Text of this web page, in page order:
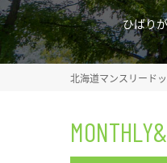
ひばり
北海道マンスリード